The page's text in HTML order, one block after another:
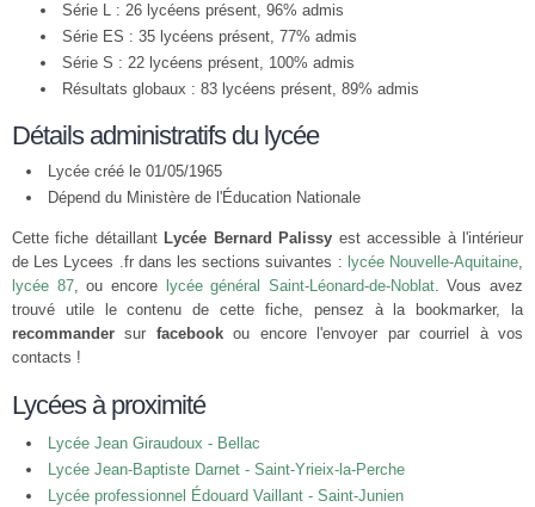
Série L : 26 lycéens présent, 96% admis
Série ES : 35 lycéens présent, 77% admis
Série S : 22 lycéens présent, 100% admis
Résultats globaux : 83 lycéens présent, 89% admis
Détails administratifs du lycée
Lycée créé le 01/05/1965
Dépend du Ministère de l'Éducation Nationale
Cette fiche détaillant Lycée Bernard Palissy est accessible à l'intérieur
de Les Lycees .fr dans les sections suivantes : lycée Nouvelle-Aquitaine,
lycée 87, ou encore lycée général Saint-Léonard-de-Noblat. Vous avez
trouvé utile le contenu de cette fiche, pensez à la bookmarker, la
recommander sur facebookou encore l'envoyer par courriel à vos
contacts !
Lycées à proximité
Lycée Jean Giraudoux - Bellac
Lycée Jean-Baptiste Darnet - Saint-Yrieix-la-Perche
Lycée professionnel Édouard Vaillant - Saint-Junien